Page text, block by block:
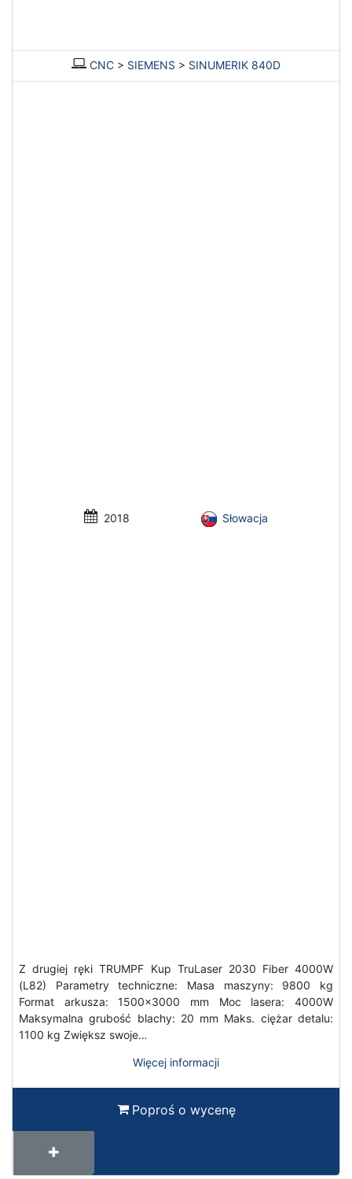
CNC > SIEMENS > SINUMERIK 840D
2018 Słowacja
Z drugiej ręki TRUMPF Kup TruLaser 2030 Fiber 4000W
(L82) Parametry techniczne: Masa maszyny: 9800 kg
Format arkusza: 1500x3000 mm Moc lasera: 4000W
Maksymalna grubość blachy: 20 mm Maks. ciężar detalu:
1100 kg Zwiększ swoje…
Więcej informacji
Poproś o wycenę